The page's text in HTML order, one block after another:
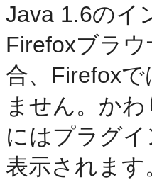
Java 1.6のイ
Firefoxブラ
合、Firefox
ません。か
にはプラグ
表示されます